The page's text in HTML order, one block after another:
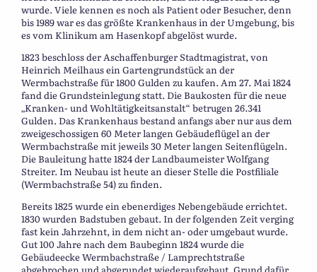
wurde. Viele kennen es noch als Patient oder Besucher, denn
bis 1989 war es das größte Krankenhaus in der Umgebung, bis
es vom Klinikum am Hasenkopf abgelöst wurde.
1823 beschloss der Aschaffenburger Stadtmagistrat, von
Heinrich Meilhaus ein Gartengrundstück an der
Wermbachstraße für 1800 Gulden zu kaufen. Am 27. Mai 1824
fand die Grundsteinlegung statt. Die Baukosten für die neue
„Kranken- und Wohltätigkeitsanstalt“ betrugen 26.341
Gulden. Das Krankenhaus bestand anfangs aber nur aus dem
zweigeschossigen 60 Meter langen Gebäudeflügel an der
Wermbachstraße mit jeweils 30 Meter langen Seitenflügeln.
Die Bauleitung hatte 1824 der Landbaumeister Wolfgang
Streiter. Im Neubau ist heute an dieser Stelle die Postfiliale
(Wermbachstraße 54) zu finden.
Bereits 1825 wurde ein ebenerdiges Nebengebäude errichtet.
1830 wurden Badstuben gebaut. In der folgenden Zeit verging
fast kein Jahrzehnt, in dem nicht an- oder umgebaut wurde.
Gut 100 Jahre nach dem Baubeginn 1824 wurde die
Gebäudeecke Wermbachstraße / Lamprechtstraße
abgebrochen und abgerundet wiederaufgebaut. Grund dafür